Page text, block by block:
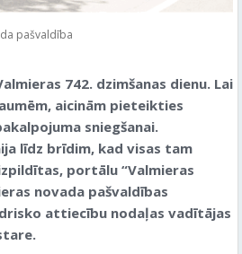
pašvaldība
742. dzimšanas dienu. Lai
aicinām pieteikties
sniegšanai.
līdz brīdim, kad visas tam
portālu “Valmieras
novada pašvaldības
attiecību nodaļas vadītājas